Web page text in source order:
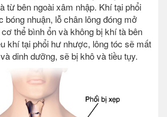
từ bên ngoài xâm nhập. Khí tại phổi
bóng nhuận, lỗ chân lông đóng mở
thể bình ổn và không bị khí tà bên
khí tại phổi hư nhược, lông tóc sẽ mất
dinh dưỡng, sẽ bị khô và tiều tụy.